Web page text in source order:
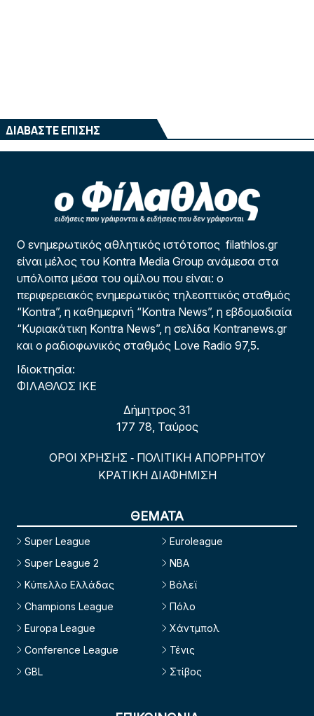
ΔΙΑΒΑΣΤΕ ΕΠΙΣΗΣ
Ο ενημερωτικός αθλητικός ιστότοπος filathlos.gr
είναι μέλος του Kontra Media Group ανάμεσα στα
υπόλοιπα μέσα του ομίλου που είναι: ο
περιφερειακός ενημερωτικός τηλεοπτικός σταθμός
“Kontra”, η καθημερινή “Kontra News”, η εβδομαδιαία
“Κυριακάτικη Kontra News”, η σελίδα Kontranews.gr
και ο ραδιοφωνικός σταθμός Love Radio 97,5.
Ιδιοκτησία:
ΦΙΛΑΘΛΟΣ ΙΚΕ
Δήμητρος 31
177 78, Ταύρος
ΟΡΟΙ ΧΡΗΣΗΣ - ΠΟΛΙΤΙΚΗ ΑΠΟΡΡΗΤΟΥ
ΚΡΑΤΙΚΗ ΔΙΑΦΗΜΙΣΗ
ΘΕΜΑΤΑ
Super League
Super League 2
Κύπελλο Ελλάδας
Champions League
Europa League
Conference League
GBL
Euroleague
NBA
Βόλεϊ
Πόλο
Χάντμπολ
Τένις
Στίβος